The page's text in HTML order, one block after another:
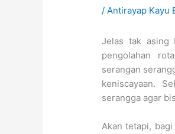
/Antirayap Kayu
Jelas tak asing
pengolahan
serangan
keniscayaan.
serangga agar
Akan tetapi,